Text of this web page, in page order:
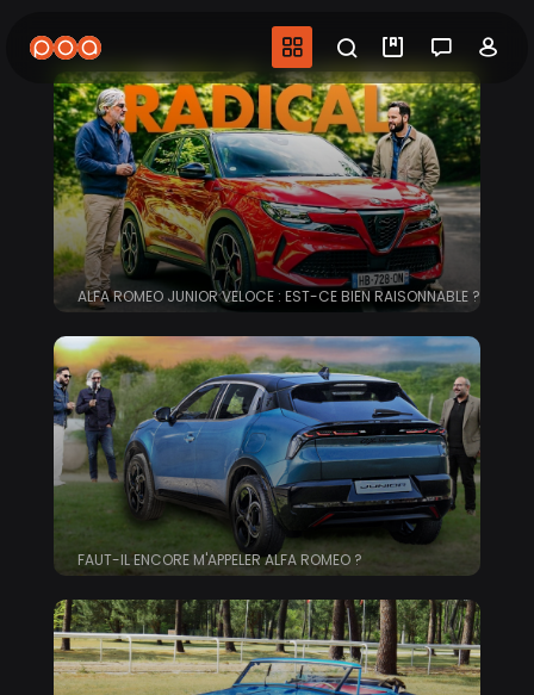
au
contenu
principal
Navigation
Recherche
Mes
ALFA ROMEO JUNIOR VELOCE : EST-CE BIEN RAISONNABLE ?
FAUT-IL ENCORE M'APPELER ALFA ROMEO ?